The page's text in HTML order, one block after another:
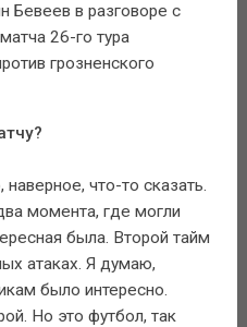
Бевеев в разговоре с
26-го тура
грозненского
что-то сказать.
момента, где могли
была. Второй тайм
атаках. Я думаю,
было интересно.
Но это футбол, так